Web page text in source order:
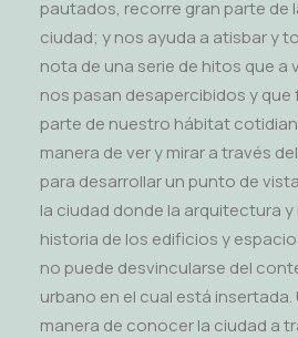
pautados, recorre gran parte de
ciudad; y nos ayuda a atisbar y
nota de una serie de hitos que a
nos pasan desapercibidos y que
parte de nuestro hábitat
manera de ver y mirar a través
para desarrollar un punto de
la ciudad donde la arquitectura y
historia de los edificios y
no puede desvincularse del
urbano en el cual está insertada.
manera de conocer la ciudad a